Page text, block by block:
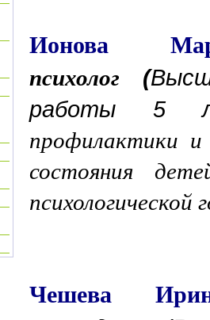
Ионова
психолог (
работы 5
профилактики и
состояния
Чешева